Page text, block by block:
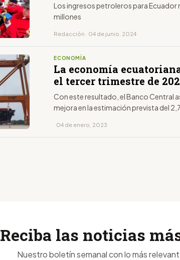
Los ingresos petroleros para Ecuador
millones
Redacción · 04 de junio, 2024
ECONOMÍA
La economía
el tercer trimestre de
Con este resultado, el Banco Central
mejora en la estimación prevista del
· 04 de enero, 2023
Reciba las noticias
Nuestro boletín semanal con lo más